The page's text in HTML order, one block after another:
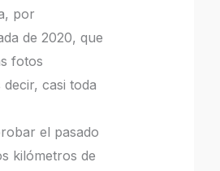
por
de 2020, que
fotos
casi toda
el pasado
kilómetros de